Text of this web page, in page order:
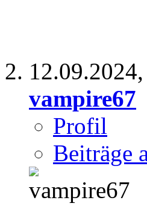
12.09.2024,
vampire67
Profil
Beiträge